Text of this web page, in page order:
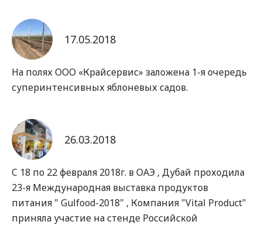
17.05.2018
На полях ООО «Крайсервис» заложена 1-я очередь
суперинтенсивных яблоневых садов.
26.03.2018
C 18 по 22 февраля 2018г. в ОАЭ , Дубай проходила
23-я Международная выставка продуктов
питания " Gulfood-2018" , Компания "Vital Product"
приняла участие на стенде Российской